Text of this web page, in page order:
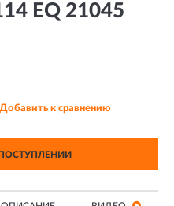
EQ 21045
Добавить к сравнению